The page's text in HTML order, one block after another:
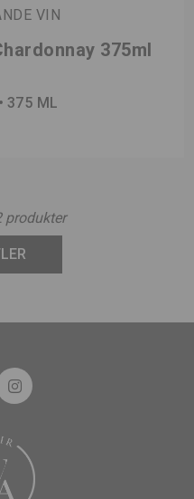
VIN
375ml
375 ML
produkter